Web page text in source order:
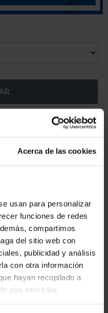
Acerca de las cookies
usan para personalizar
funciones de redes
compartimos
del sitio web con
publicidad y análisis
con otra información
hayan recopilado a
sus servicios.
SUSCRIPCIÓN
CAPITALES DE
PROVINCIA 2
949,00 €